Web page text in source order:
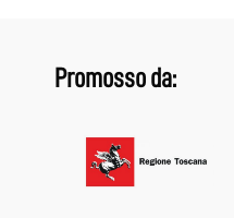
Promosso da: